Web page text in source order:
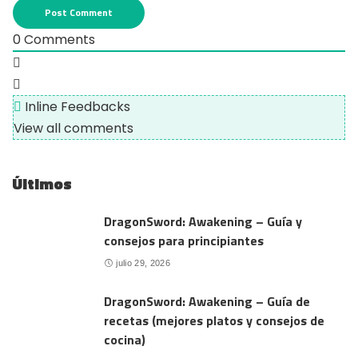
0Comments
Inline Feedbacks
View all comments
Últimos
DragonSword: Awakening – Guía y
consejos para principiantes
julio 29, 2026
DragonSword: Awakening – Guía de
recetas (mejores platos y consejos de
cocina)